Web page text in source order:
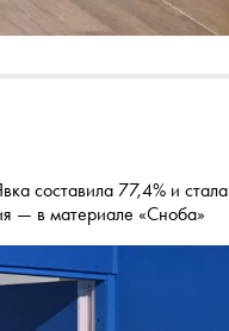
составила 77,4% и стала
— в материале «Сноба»